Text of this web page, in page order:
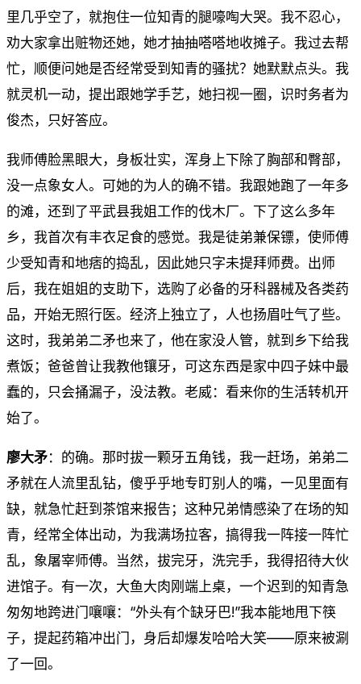
里几乎空了，就抱住一位知青的腿嚎啕大哭。我不忍心，
劝大家拿出赃物还她，她才抽抽嗒嗒地收摊子。我过去帮
忙，顺便问她是否经常受到知青的骚扰？她默默点头。我
就灵机一动，提出跟她学手艺，她扫视一圈，识时务者为
俊杰，只好答应。
我师傅脸黑眼大，身板壮实，浑身上下除了胸部和臀部，
没一点象女人。可她的为人的确不错。我跟她跑了一年多
的滩，还到了平武县我姐工作的伐木厂。下了这么多年
乡，我首次有丰衣足食的感觉。我是徒弟兼保镖，使师傅
少受知青和地痞的捣乱，因此她只字未提拜师费。出师
后，我在姐姐的支助下，选购了必备的牙科器械及各类药
品，开始无照行医。经济上独立了，人也扬眉吐气了些。
这时，我弟弟二矛也来了，他在家没人管，就到乡下给我
煮饭；爸爸曾让我教他镶牙，可这东西是家中四子妹中最
蠢的，只会捅漏子，没法教。老威：看来你的生活转机开
始了。
廖大矛：的确。那时拔一颗牙五角钱，我一赶场，弟弟二
矛就在人流里乱钻，傻乎乎地专盯别人的嘴，一见里面有
缺，就急忙赶到茶馆来报告；这种兄弟情感染了在场的知
青，经常全体出动，为我满场拉客，搞得我一阵接一阵忙
乱，象屠宰师傅。当然，拔完牙，洗完手，我得招待大伙
进馆子。有一次，大鱼大肉刚端上桌，一个迟到的知青急
匆匆地跨进门嚷嚷：“外头有个缺牙巴!”我本能地甩下筷
子，提起药箱冲出门，身后却爆发哈哈大笑——原来被涮
了一回。